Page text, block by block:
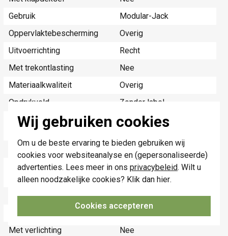
Wij gebruiken cookies
Om u de beste ervaring te bieden gebruiken wij
cookies voor websiteanalyse en (gepersonaliseerde)
advertenties. Lees meer in ons privacybeleid. Wilt u
alleen noodzakelijke cookies? Klik dan hier.
Cookies accepteren
Gebruik
Modular-Jack
Oppervlaktebescherming
Overig
Uitvoerrichting
Recht
Met trekontlasting
Nee
Materiaalkwaliteit
Overig
Opdrukveld
Zonder label
Geschikt voor aantal
connectoren
2
Kunststof
Bevestigingswijze
Bevestiging met
schroef
Bussen afgeschermd
Nee
Nee
Met verlichting
Nee